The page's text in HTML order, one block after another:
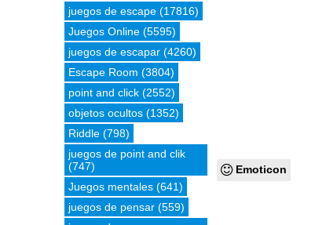
Emoticon
juegos de escape (17816)
Juegos Online (5595)
juegos de escapar (4260)
Escape Room (3804)
point and click (2552)
objetos ocultos (1352)
Riddle (798)
juegos de point and clik
(747)
Juegos mentales (641)
juegos de pensar (559)